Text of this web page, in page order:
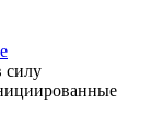
силу